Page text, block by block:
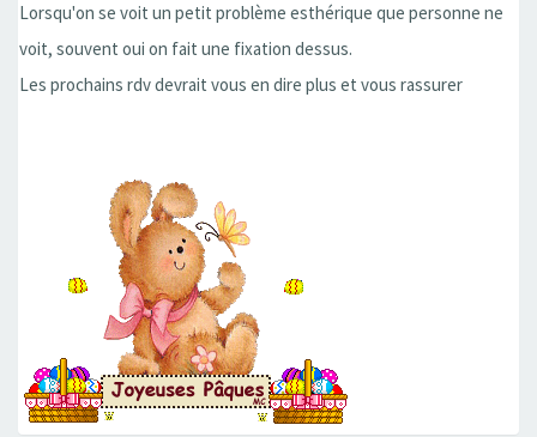
Lorsqu'on se voit un petit problème esthérique que personne ne
voit, souvent oui on fait une fixation dessus.
Les prochains rdv devrait vous en dire plus et vous rassurer